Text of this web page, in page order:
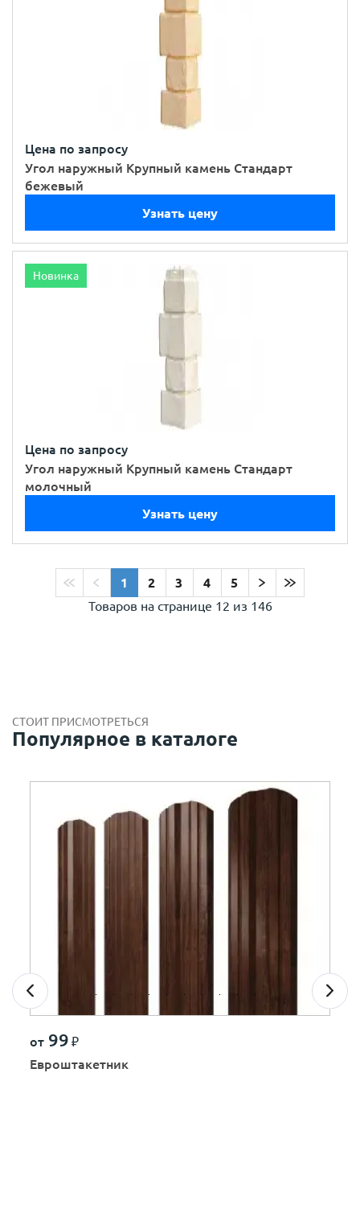
Цена по запросу
Угол наружный Крупный камень Стандарт
бежевый
Узнать цену
Новинка
Цена по запросу
Угол наружный Крупный камень Стандарт
молочный
Узнать цену
1 2 3 4
5
Товаров на странице 12 из 146
СТОИТ ПРИСМОТРЕТЬСЯ
Популярное в каталоге
от 99 ₽
Евроштакетник